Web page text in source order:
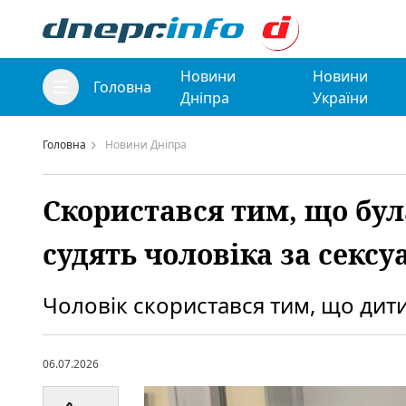
Головна
Новини
Дніпра
Новини
України
Головна Новини Дніпра
Скористався тим, що
судять чоловіка за
Чоловік скористався тим, що
06.07.2026